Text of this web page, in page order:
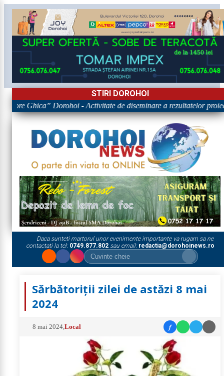
STIRI DOROHOI
Ghica” Dorohoi - Activitate de diseminare a rezultatelor
Daca sunteti martorul unor evenimente importante va rugam sa ne
contactati la tel: 0749.877.802sau email: redactia@dorohoinews.ro
Sărbătoriții zilei de astăzi 8 mai
2024
8 mai 2024 ,Local f